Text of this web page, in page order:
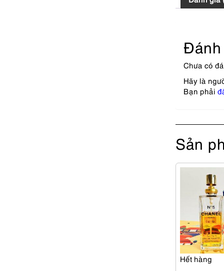
Chưa có
Hãy là
Bạn phải
Sản
Hết hàng